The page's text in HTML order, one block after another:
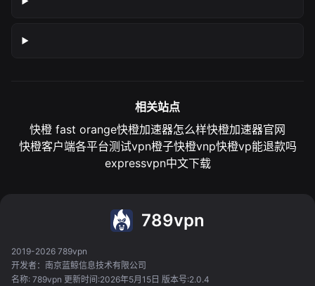
相关站点
快橙 fast orange快橙加速器怎么样快橙加速器官网
快橙客户端各平台测试vpn橙子快橙vnp快橙vp能退款吗
expressvpn中文下载
789vpn
2019-2026 789vpn
开发者：南京蓝鲸信息技术有限公司
名称: 789vpn 更新时间:2026年5月15日 版本号:2.0.4